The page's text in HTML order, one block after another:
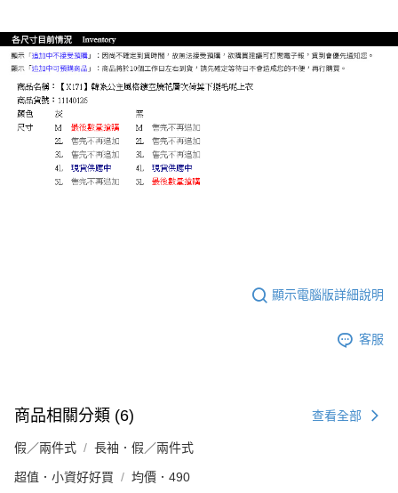
顯示電腦版詳細說明
客服
商品相關分類 (6) 查看全部
假／兩件式 長袖．假／兩件式
超值．小資好好買 均價．490